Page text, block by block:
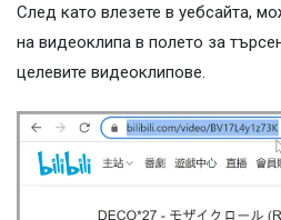
След като влезете в уебсайта,
на видеоклипа в полето за
целевите видеоклипове.